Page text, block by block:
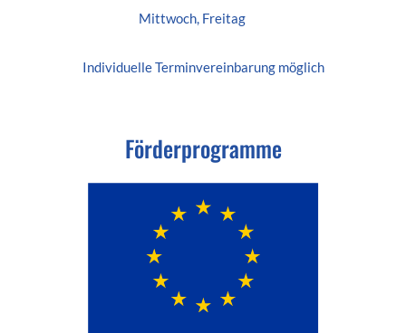
Mittwoch, Freitag
IndividuelleTerminvereinbarungmöglich
Förderprogramme